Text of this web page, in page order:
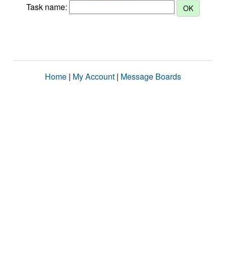
Task name:
Home | My Account | Message Boards